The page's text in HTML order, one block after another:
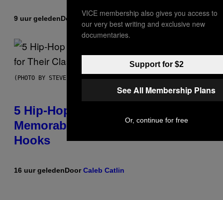
9 uur geledenDoor Ashley Fike
(PHOTO BY STEVE GRANITZ/WIREIMAGE)
5 Hip-Hop Songs That Are Most
Memorable for Their Classic
Hooks
16 uur geledenDoorCaleb Catlin
VICE membership also gives you access to
our very best writing and exclusive new
documentaries.
Support for $2
See All Membership Plans
Or, continue for free